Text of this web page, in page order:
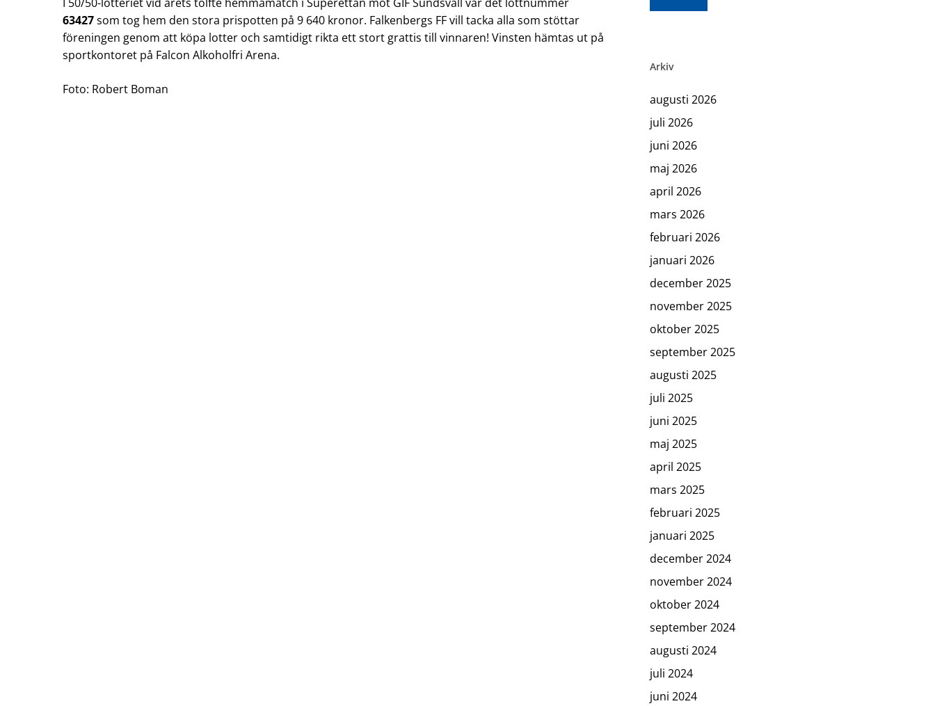
63427som tog hem den stora prispotten på 9 640 kronor. Falkenbergs FF vill tacka alla som stöttar
föreningen genom att köpa lotter och samtidigt rikta ett stort grattis till vinnaren! Vinsten hämtas ut på
sportkontoret på Falcon Alkoholfri Arena.
Foto: Robert Boman
Arkiv
augusti 2026
juli 2026
juni 2026
maj 2026
april 2026
mars 2026
februari 2026
januari 2026
december 2025
november 2025
oktober 2025
september 2025
augusti 2025
juli 2025
juni 2025
maj 2025
april 2025
mars 2025
februari 2025
januari 2025
december 2024
november 2024
oktober 2024
september 2024
augusti 2024
juli 2024
juni 2024